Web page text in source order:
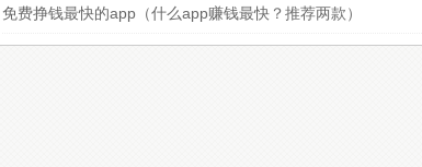
免费挣钱最快的app（什么app赚钱最快？推荐两款）